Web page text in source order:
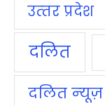
उत्‍तर प्रदेश
दलित
दलित न्‍यूज़